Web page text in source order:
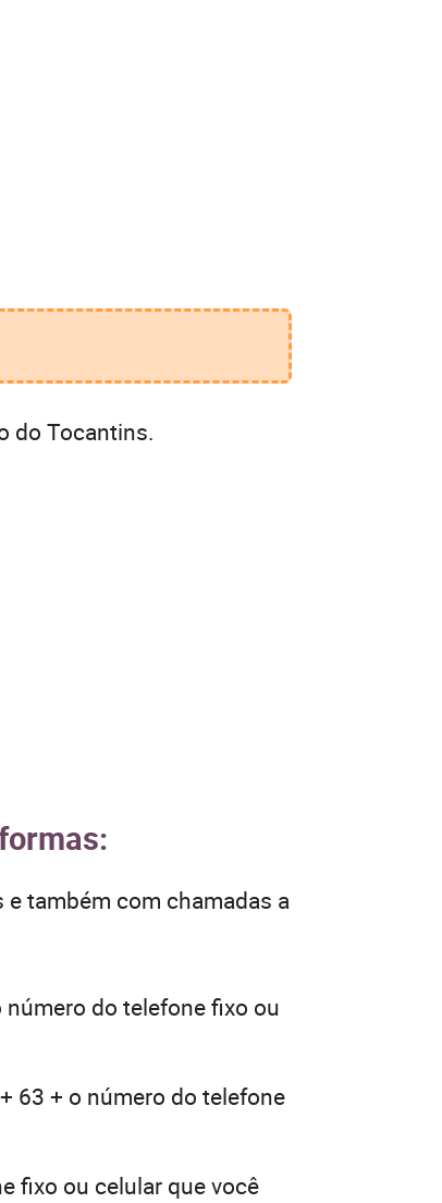
do Tocantins.
também com chamadas a
do telefone fixo ou
63 + o número do telefone
fixo ou celular que você